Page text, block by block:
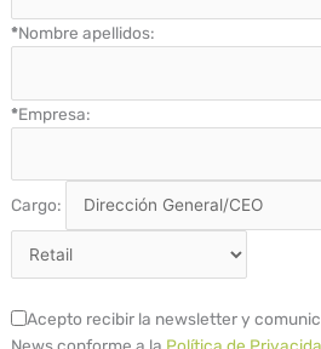
*Nombre apellidos:
*Empresa:
Cargo:
Acepto recibir la newsletter y